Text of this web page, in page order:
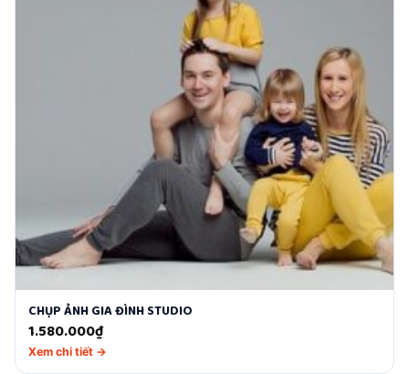
CHỤP ẢNH GIA ĐÌNH STUDIO
1.580.000₫
Xem chi tiết →